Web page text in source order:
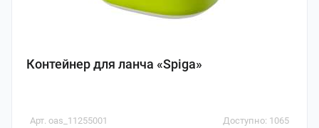
Контейнер для ланча «Spiga»
Арт. oas_11255001 Доступно: 1065